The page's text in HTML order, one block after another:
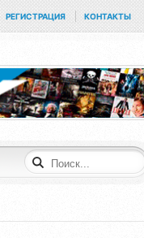
РЕГИСТРАЦИЯ КОНТАКТЫ